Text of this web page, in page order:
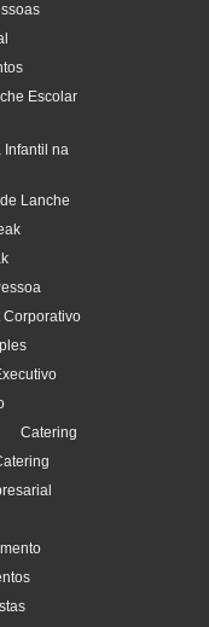
Escolar
Infantil na
Lanche
Corporativo
Catering